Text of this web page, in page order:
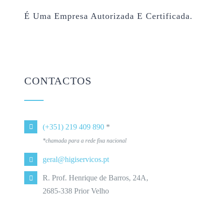
É Uma Empresa Autorizada E Certificada.
CONTACTOS
(+351) 219 409 890 *
*chamada para a rede fixa nacional
geral@higiservicos.pt
R. Prof. Henrique de Barros, 24A,
2685-338 Prior Velho